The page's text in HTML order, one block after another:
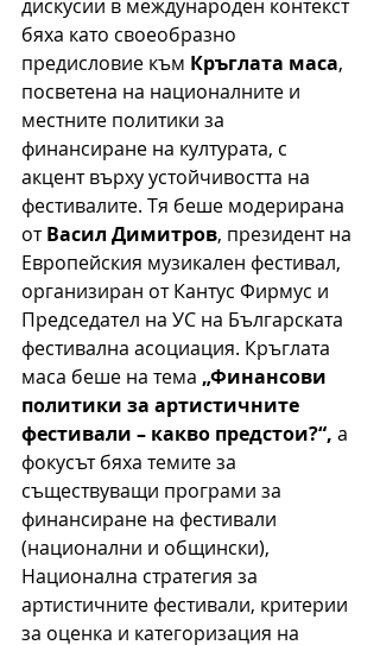
дискусии в международен контекст
бяха като своеобразно
предисловие към Кръглата маса,
посветена на националните и
местните политики за
финансиране на културата, с
акцент върху устойчивостта на
фестивалите. Тя беше модерирана
от Васил Димитров, президент на
Европейския музикален фестивал,
организиран от Кантус Фирмус и
Председател на УС на Българската
фестивална асоциация. Кръглата
маса беше на тема „Финансови
политики за артистичните
фестивали – какво предстои?“, а
фокусът бяха темите за
съществуващи програми за
финансиране на фестивали
(национални и общински),
Национална стратегия за
артистичните фестивали, критерии
за оценка и категоризация на